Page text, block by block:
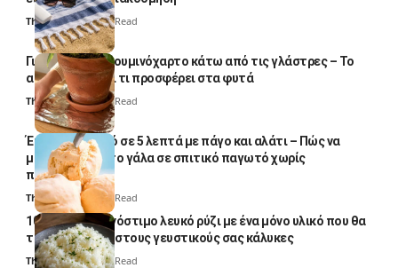
Thali Ombre5 Min Read
Γιατί βάζουν αλουμινόχαρτο κάτω από τις γλάστρες – Το
απλό κόλπο και τι προσφέρει στα φυτά
Thali Ombre4 Min Read
Έτοιμο παγωτό σε 5 λεπτά με πάγο και αλάτι – Πώς να
μετατρέψετε το γάλα σε σπιτικό παγωτό χωρίς
παγωτομηχανή
Thali Ombre 4 Min Read
10 φορές ποιο νόστιμο λευκό ρύζι με ένα μόνο υλικό που θα
το απογειώσει στους γευστικούς σας κάλυκες
Thali Ombre4 Min Read